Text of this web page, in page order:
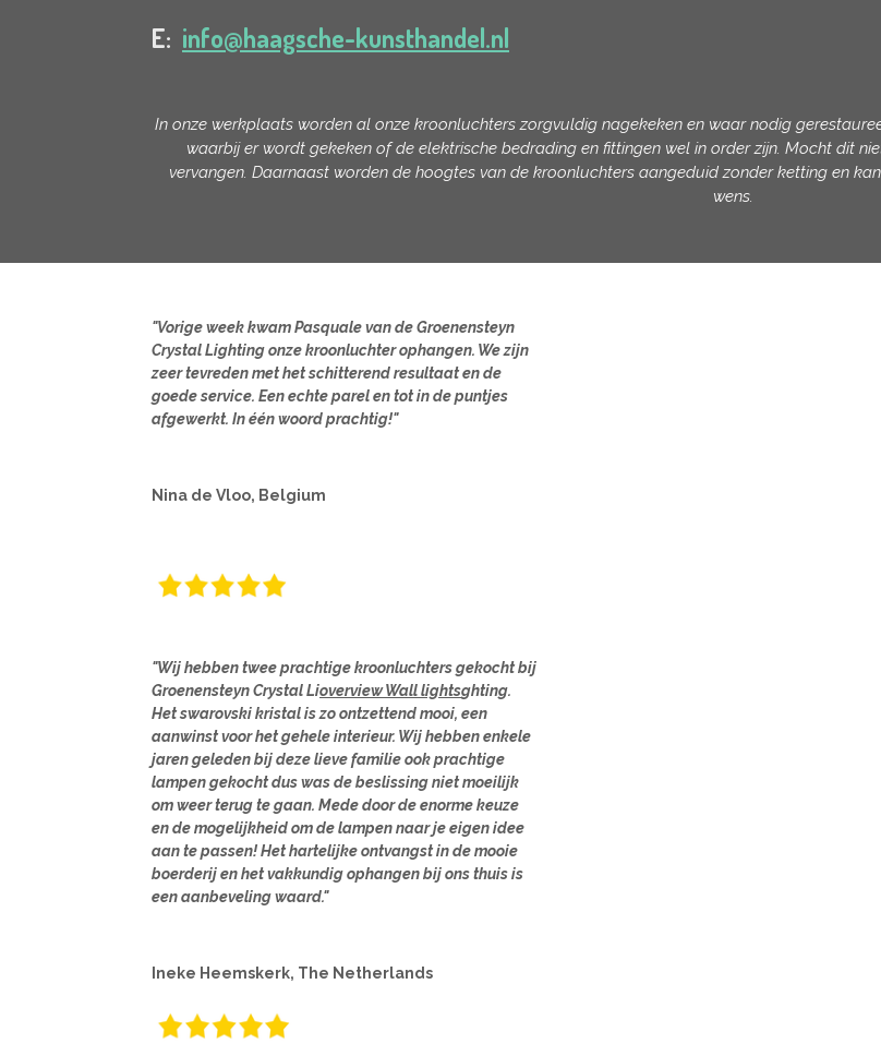
E: info@haagsche-kunsthandel.nl
In onze werkplaats worden al onze kroonluchters zorgvuldig nagekeken en waar nodig
waarbij er wordt gekeken of de elektrische bedrading en fittingen wel in order zijn. Mocht dit
vervangen. Daarnaast worden de hoogtes van de kroonluchters aangeduid zonder ketting en
wens.
"Vorige week kwam Pasquale van de Groenensteyn
Crystal Lighting onze kroonluchter ophangen. We zijn
zeer tevreden met het schitterend resultaat en de
goede service. Een echte parel en tot in de puntjes
afgewerkt. In één woord prachtig!"
Nina de Vloo, Belgium
"Wij hebben twee prachtige kroonluchters gekocht bij
Groenensteyn Crystal Lioverview Wall lightsghting.
Het swarovski kristal is zo ontzettend mooi, een
aanwinst voor het gehele interieur. Wij hebben enkele
jaren geleden bij deze lieve familie ook prachtige
lampen gekocht dus was de beslissing niet moeilijk
om weer terug te gaan. Mede door de enorme keuze
en de mogelijkheid om de lampen naar je eigen idee
aan te passen! Het hartelijke ontvangst in de mooie
boerderij en het vakkundig ophangen bij ons thuis is
een aanbeveling waard."
Ineke Heemskerk, The Netherlands